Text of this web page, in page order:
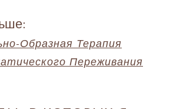
Образная Терапия
Переживания